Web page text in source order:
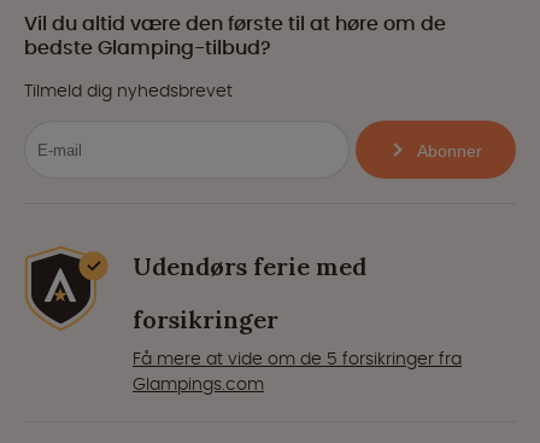
Vil du altid være den første til at høre om de
bedste Glamping-tilbud?
Tilmeld dig nyhedsbrevet
Abonner
Udendørs ferie med
forsikringer
Få mere at vide om de 5 forsikringer fra
Glampings.com